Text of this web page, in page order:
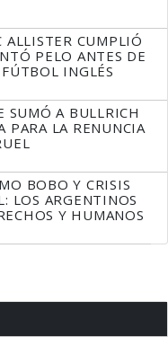
ALLISTER CUMPLIÓ
PELO ANTES DE
INGLÉS
SUMÓ A BULLRICH
PARA LA RENUNCIA
BOBO Y CRISIS
LOS ARGENTINOS
Y HUMANOS